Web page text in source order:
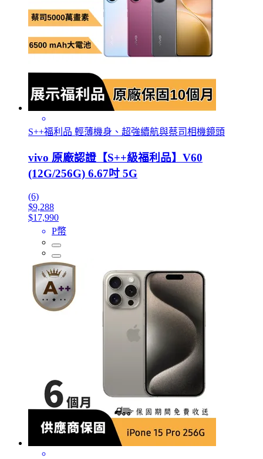
S++福利品 輕薄機身、超強續航與蔡司相機鏡頭
vivo 原廠認證【S++級福利品】V60
(12G/256G) 6.67吋 5G
(6)
$9,288
$17,990
P幣